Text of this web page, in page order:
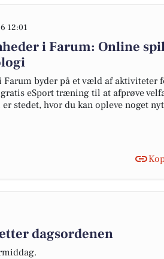
12:01
i Farum: Online
Farum byder på et væld af aktiviteter
eSport træning til at afprøve
stedet, hvor du kan opleve noget
dagsordenen